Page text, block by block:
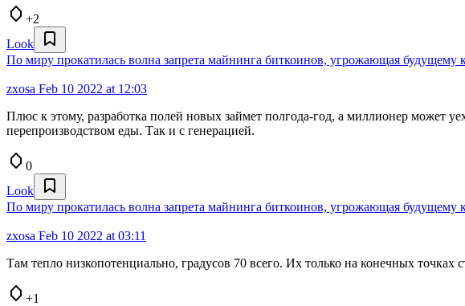
+2
Look
По миру прокатилась волна запрета майнинга биткоинов, угрожающая будущему
zxosa Feb 10 2022 at 12:03
Плюс к этому, разработка полей новых займет полгода-год, а миллионер может
перепроизводством еды. Так и с генерацией.
0
Look
По миру прокатилась волна запрета майнинга биткоинов, угрожающая будущему
zxosa Feb 10 2022 at 03:11
Там тепло низкопотенциально, градусов 70 всего. Их только на конечных точках
+1